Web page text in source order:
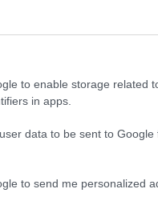
to enable storage related
in apps.
data to be sent to
to send me personalized